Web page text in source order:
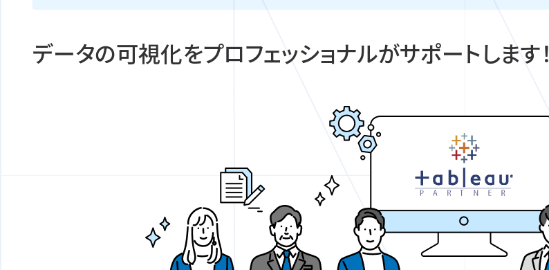
データの可視化をプロフェッショナルがサポートします！